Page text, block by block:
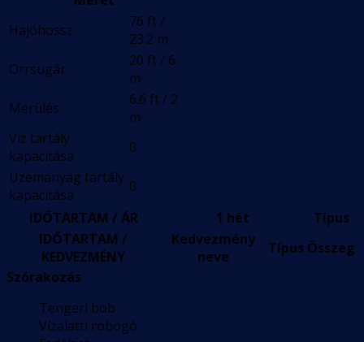
Hajóhossz
76 ft /
23.2 m
Orrsugár
20 ft / 6
m
Merülés
6.6 ft / 2
m
Víz tartály
kapacitása
0
Üzemanyag tartály
kapacitása
0
IDŐTARTAM / ÁR
1 hét
Típus
IDŐTARTAM /
KEDVEZMÉNY
Kedvezmény
neve
Típus Összeg
Szórakozás
Tengeri bob
Vízalatti robogó